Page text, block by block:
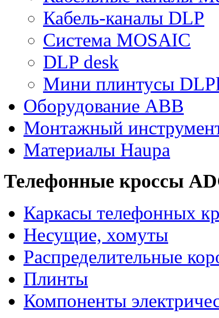
Кабель-каналы DLP
Система MOSAIC
DLP desk
Мини плинтусы
Оборудование ABB
Монтажный
Материалы Haupa
Телефонные кроссы
Каркасы телефонных
Несущие, хомуты
Распределительные
Плинты
Компоненты